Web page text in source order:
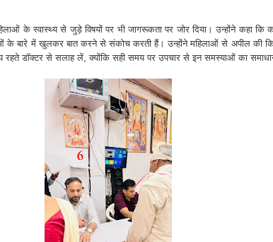
के स्वास्थ्य से जुड़े विषयों पर भी जागरूकता पर जोर दिया। उन्होंने कहा कि
के बारे में खुलकर बात करने से संकोच करती हैं। उन्होंने महिलाओं से अपील की कि
रहते डॉक्टर से सलाह लें, क्योंकि सही समय पर उपचार से इन समस्याओं का